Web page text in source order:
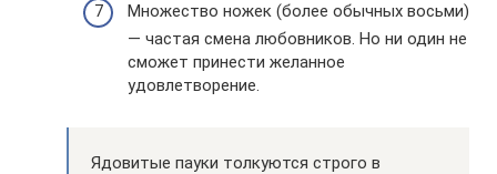
Множество ножек (более обычных восьми)
— частая смена любовников. Но ни один не
сможет принести желанное
удовлетворение.
Ядовитые пауки толкуются строго в